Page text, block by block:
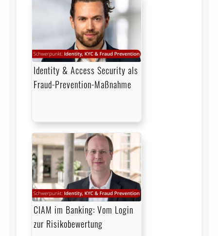
Identity & Access Security als
Fraud-Prevention-Maßnahme
CIAM im Banking: Vom Login
zur Risikobewertung